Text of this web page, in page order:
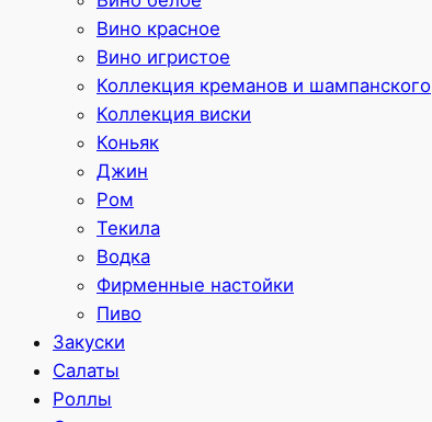
Вино красное
Вино игристое
Коллекция креманов и шампанского
Коллекция виски
Коньяк
Джин
Ром
Текила
Водка
Фирменные настойки
Пиво
Закуски
Салаты
Роллы